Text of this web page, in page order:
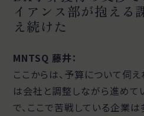
イアンス部が抱える
え続けた
MNTSQ 藤井：
ここからは、予算について伺
は会社と調整しながら進め
で、ここで苦戦している企業